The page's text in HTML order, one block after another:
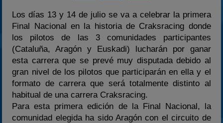
2022
2023
2024
2025
Estadísticas
Los días 13 y 14 de julio se va a celebrar la primera
Final Nacional en la historia de Craksracing donde
los pilotos de las 3 comunidades participantes
(Cataluña, Aragón y Euskadi) lucharán por ganar
esta carrera que se prevé muy disputada debido al
gran nivel de los pilotos que participarán en ella y el
formato de carrera que será totalmente distinto al
habitual de una carrera Craksracing.
Para esta primera edición de la Final Nacional, la
comunidad elegida ha sido Aragón con el circuito de